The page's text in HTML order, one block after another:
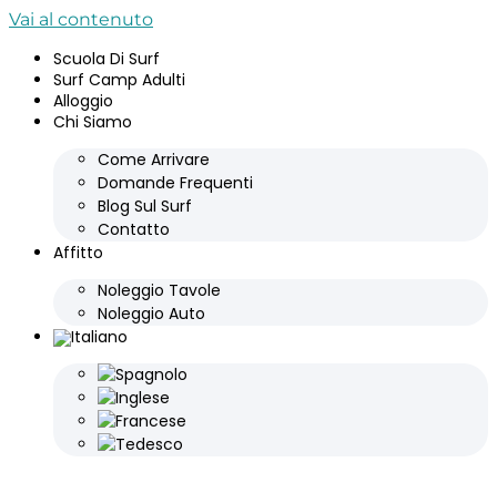
Vai al contenuto
Scuola Di Surf
Surf Camp Adulti
Alloggio
Chi Siamo
Come Arrivare
Domande Frequenti
Blog Sul Surf
Contatto
Affitto
Noleggio Tavole
Noleggio Auto